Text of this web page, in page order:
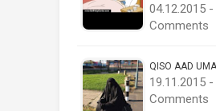
04.12.2015 -
Comments
QISO AAD
19.11.2015 -
Comments